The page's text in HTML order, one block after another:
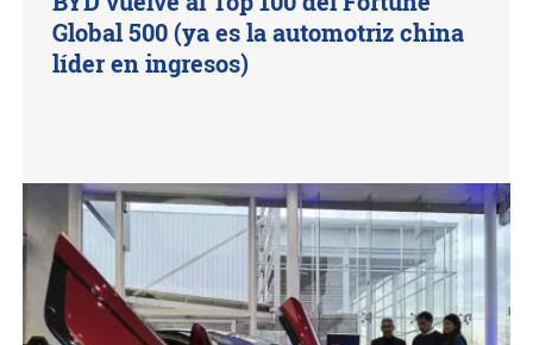
Global 500 (ya es la automotriz china
líder en ingresos)